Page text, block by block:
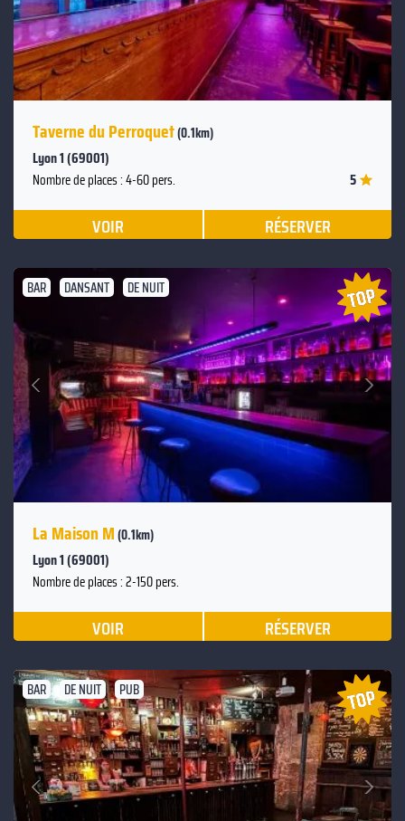
Taverne du Perroquet(0.1km)
Lyon 1 (69001)
Nombre de places : 4-60 pers. 5
VOIR RÉSERVER
BAR DANSANT DE NUIT
Précédent
Suivant
La Maison M(0.1km)
Lyon 1 (69001)
Nombre de places : 2-150 pers.
VOIR RÉSERVER
BAR DE NUIT PUB
Précédent
Suivant